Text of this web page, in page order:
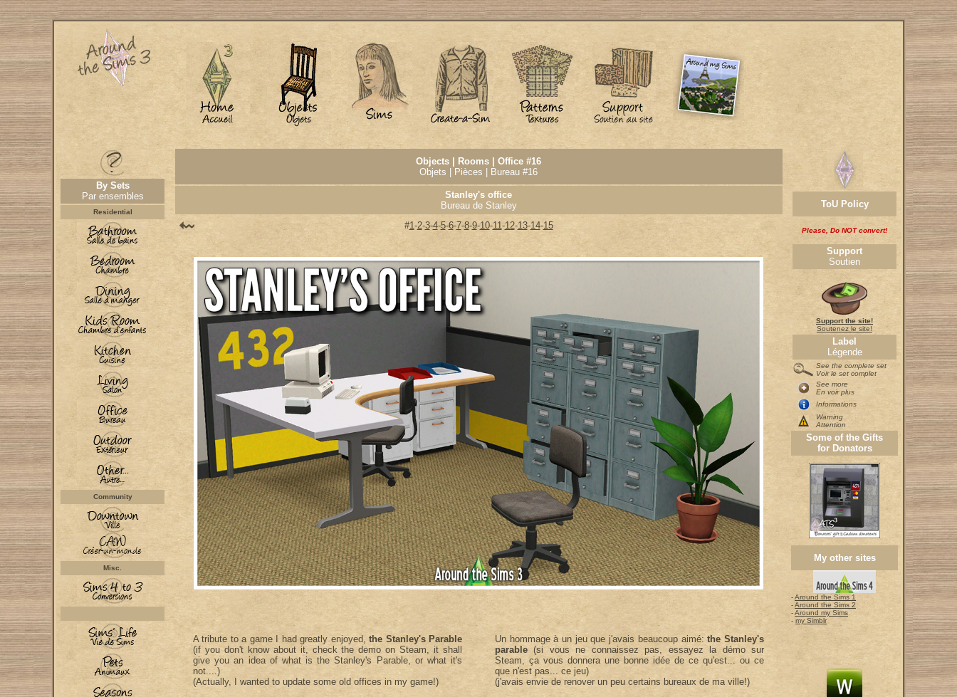
By Sets
Par ensembles
Residential
Community
Misc.
Objects | Rooms | Office #16
Objets | Pièces | Bureau #16
Stanley's office
Bureau de Stanley
#1-2-3-4-5-6-7-8-9-10-11-12-13-14-15
A tribute to a game I had greatly enjoyed,the Stanley's Parable
(if you don't know about it, check the demo on Steam, it shall
give you an idea of what is the Stanley's Parable, or what it's
not....)
(Actually, I wanted to update some old offices in my game!)
Un hommage à un jeu que j'avais beaucoup aimé:the Stanley's
parable (si vous ne connaissez pas, essayez la démo sur
Steam, ça vous donnera une bonne idée de ce qu'est... ou ce
que n'est pas... ce jeu)
(j'avais envie de renover un peu certains bureaux de ma ville!)
ToU Policy
Please, Do NOT convert!
Support
Soutien
Support the site!
Soutenez le site!
Label
Légende
See the complete set
Voir le set complet
See more
En voir plus
Informations
Warning
Attention
Some of the Gifts
for Donators
My other sites
-Around the Sims 1
-Around the Sims 2
-Around my Sims
- my Simblr